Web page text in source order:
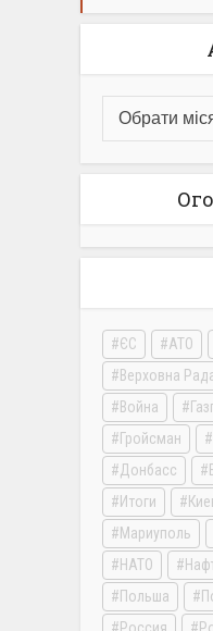
ЄС АТО
Верховна
Война
Гройсман
Донбасс
Итоги
Мариуполь
НАТО
Польша
Россия